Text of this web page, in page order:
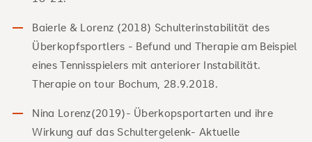
Baierle & Lorenz (2018) Schulterinstabilität des
Überkopfsportlers - Befund und Therapie am Beispiel
eines Tennisspielers mit anteriorer Instabilität.
Therapie on tour Bochum, 28.9.2018.
Nina Lorenz(2019)- Überkopsportarten und ihre
Wirkung auf das Schultergelenk- Aktuelle